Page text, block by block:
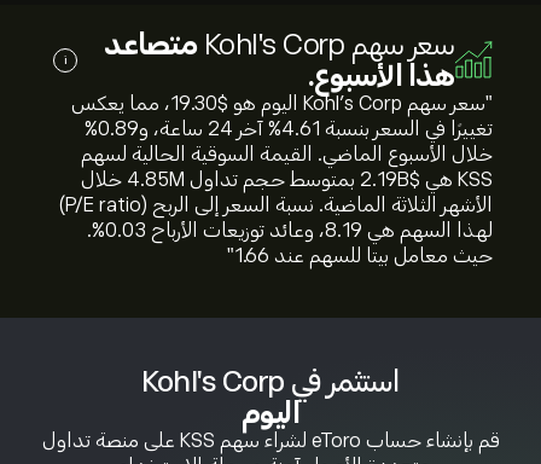
استثمر في Kohl's Corp
اليوم
قم بإنشاء حساب eToro لشراء سهم KSS على منصة تداول
سعر سهم Kohl's Corp
متصاعد
هذا الأسبوع.
i
"سعر سهم Kohl's Corp اليوم هو 19.30‎$‎، مما يعكس
تغييرًا في السعر بنسبة ‎4.61‎% آخر 24 ساعة، و‎0.89‎%
خلال الأسبوع الماضي. القيمة السوقية الحالية لسهم
KSS هي 2.19B‎$‎ بمتوسط حجم تداول 4.85M خلال
الأشهر الثلاثة الماضية. نسبة السعر إلى الربح (P/E ratio)
لهذا السهم هي 8.19، وعائد توزيعات الأرباح 0.03%.
حيث معامل بيتا للسهم عند 1.66"